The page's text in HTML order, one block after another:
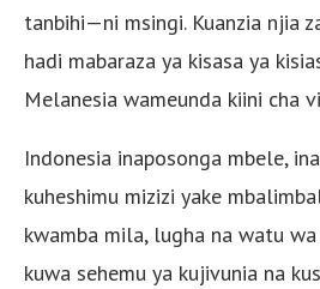
tanbihi—ni msingi. Kuanzia njia
hadi mabaraza ya kisasa ya
Melanesia wameunda kiini cha
Indonesia inaposonga mbele,
kuheshimu mizizi yake
kwamba mila, lugha na watu
kuwa sehemu ya kujivunia na